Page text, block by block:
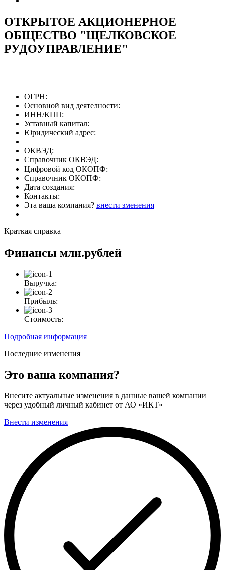
ОТКРЫТОЕ АКЦИОНЕРНОЕ
ОБЩЕСТВО "ЩЕЛКОВСКОЕ
РУДОУПРАВЛЕНИЕ"
ОГРН:
Основной вид деятелности:
ИНН/КПП:
Уставный капитал:
Юридический адрес:
ОКВЭД:
Справочник ОКВЭД:
Цифровой код ОКОПФ:
Справочник ОКОПФ:
Дата создания:
Контакты:
Эта ваша компания? внести зменения
Краткая справка
Финансы млн.рублей
Выручка:
Прибыль:
Стоимость:
Подробная информация
Последние изменения
Это ваша компания?
Внесите актуальные изменения в данные вашей компании
через удобный личный кабинет от АО «ИКТ»
Внести изменения